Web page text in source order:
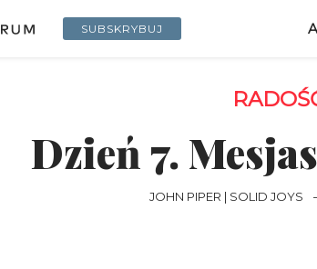
SUBSKRYBUJ
Dzień 7.
JOHN PIPER | SOLID JOYS